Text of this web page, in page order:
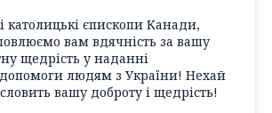
католицькі єпископи Канади,
вам вдячність за вашу
щедрість у наданні
допомоги людям з України! Нехай
вашу доброту і щедрість!